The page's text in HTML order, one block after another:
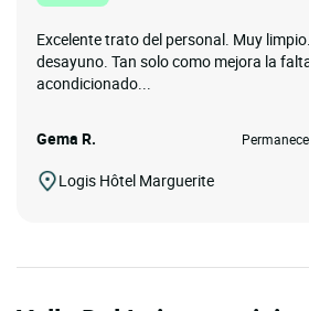
Excelente trato del personal. Muy
desayuno. Tan solo como mejora la
acondicionado...
Gema R.
Logis Hôtel Marguerite